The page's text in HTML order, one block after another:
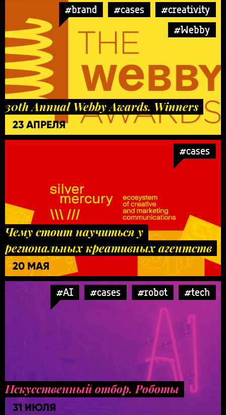
#brand #cases
#creativity
#Webby
30th Annual Webby Awards. Winners
23 АПРЕЛЯ
#cases
Чему стоит научиться у
региональных креативных агентств
20 МАЯ
#AI #cases #robot #tech
Искусственный отбор. Роботы
31 ИЮЛЯ